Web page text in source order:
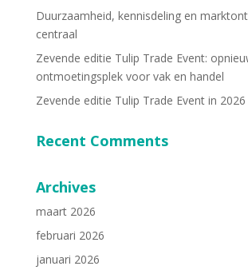
Duurzaamheid, kennisdeling en
centraal
Zevende editie Tulip Trade Event:
ontmoetingsplek voor vak en handel
Zevende editie Tulip Trade Event in 2026
Recent Comments
Archives
maart 2026
februari 2026
januari 2026